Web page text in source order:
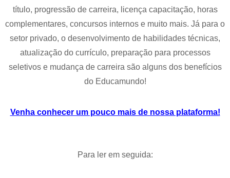
título, progressão de carreira, licença capacitação, horas
complementares, concursos internos e muito mais. Já para o
setor privado, o desenvolvimento de habilidades técnicas,
atualização do currículo, preparação para processos
seletivos e mudança de carreira são alguns dos benefícios
do Educamundo!
Venha conhecer um pouco mais de nossa plataforma!
Para ler em seguida: